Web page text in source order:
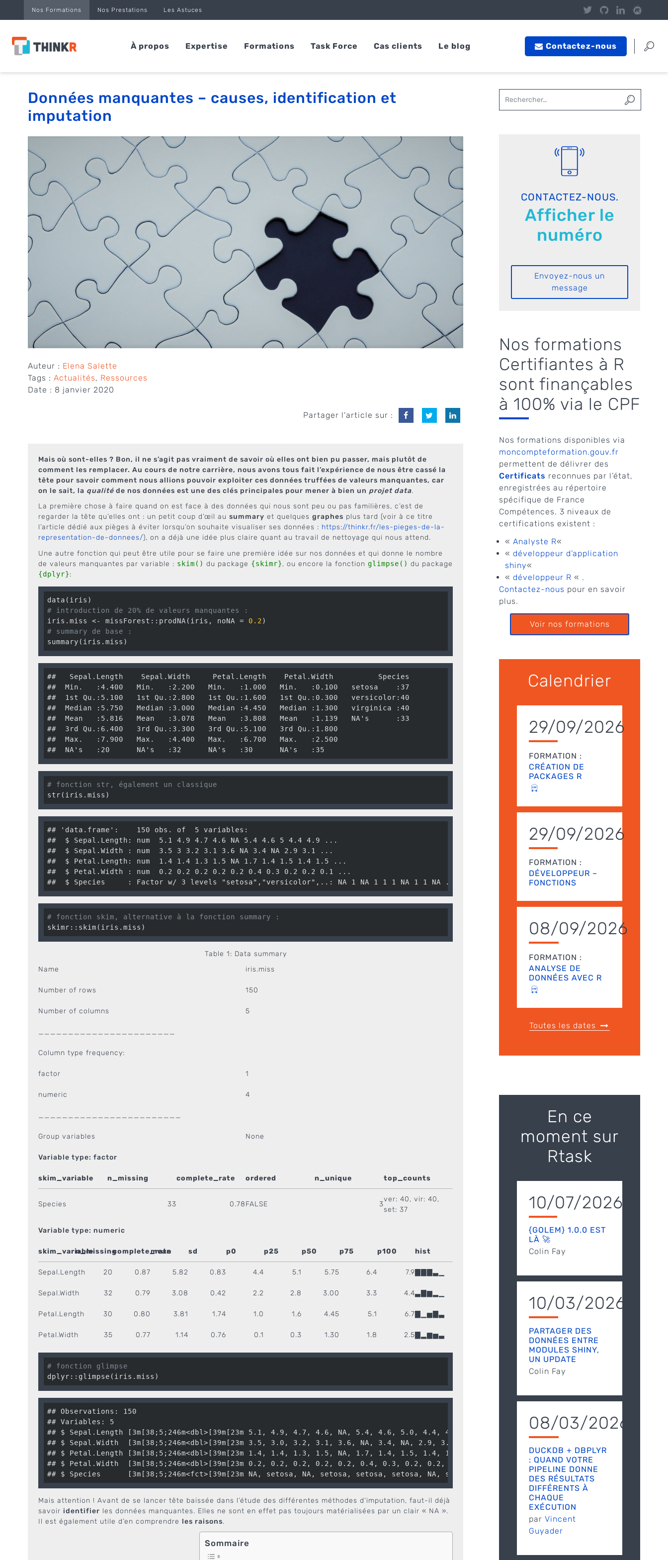
Nos Formations Nos Prestations Les Astuces
À propos Expertise Formations Task Force Cas clients Le blog Contactez-nous
Données manquantes – causes, identification et
imputation
Auteur : Elena Salette
Tags : Actualités, Ressources
Date : 8 janvier 2020
Partager l'article sur :
Mais où sont-elles ? Bon, il ne s’agit pas vraiment de savoir où elles ont bien pu passer, mais plutôt de
comment les remplacer. Au cours de notre carrière, nous avons tous fait l’expérience de nous être cassé la
tête pour savoir comment nous allions pouvoir exploiter ces données truffées de valeurs manquantes, car
on le sait, la qualité de nos données est une des clés principales pour mener à bien un projet data.
La première chose à faire quand on est face à des données qui nous sont peu ou pas familières, c’est de
regarder la tête qu’elles ont : un petit coup d’œil au summary et quelques graphes plus tard (voir à ce titre
l’article dédié aux pièges à éviter lorsqu’on souhaite visualiser ses données : https://thinkr.fr/les-pieges-de-la-
representation-de-donnees/), on a déjà une idée plus claire quant au travail de nettoyage qui nous attend.
Une autre fonction qui peut être utile pour se faire une première idée sur nos données et qui donne le nombre
de valeurs manquantes par variable : skim() du package {skimr}, ou encore la fonction glimpse() du package
{dplyr}:
# introduction de 20% de valeurs manquantes :
iris.miss <- missForest::prodNA(iris, noNA = 0.2
# summary de base :
summary(iris.miss)
##   Sepal.Length    Sepal.Width     Petal.Length    Petal.Width          Species
##  Min.   :4.400   Min.   :2.200   Min.   :1.000   Min.   :0.100   setosa    :37
##  1st Qu.:5.100   1st Qu.:2.800   1st Qu.:1.600   1st Qu.:0.300   versicolor:40
##  Median :5.750   Median :3.000   Median :4.450   Median :1.300   virginica :40
##  Mean   :5.816   Mean   :3.078   Mean   :3.808   Mean   :1.139   NA's      :33
##  3rd Qu.:6.400   3rd Qu.:3.300   3rd Qu.:5.100   3rd Qu.:1.800
##  Max.   :7.900   Max.   :4.400   Max.   :6.700   Max.   :2.500
##  NA's   :20      NA's   :32      NA's   :30      NA's   :35
# fonction str, également un classique
str(iris.miss)
## 'data.frame':    150 obs. of  5 variables:
##  $ Sepal.Length: num  5.1 4.9 4.7 4.6 NA 5.4 4.6 5 4.4 4.9 ...
##  $ Sepal.Width : num  3.5 3 3.2 3.1 3.6 NA 3.4 NA 2.9 3.1 ...
##  $ Petal.Length: num  1.4 1.4 1.3 1.5 NA 1.7 1.4 1.5 1.4 1.5 ...
##  $ Petal.Width : num  0.2 0.2 0.2 0.2 0.2 0.4 0.3 0.2 0.2 0.1 ...
##  $ Species     : Factor w/ 3 levels "setosa","versicolor",..: NA 1 NA 1 1 1 NA 1 1 NA ...
# fonction skim, alternative à la fonction summary :
skimr::skim(iris.miss)
Table 1: Data summary
Name
iris.miss
Number of rows 150
Number of columns 5
_______________________
Column type frequency:
factor 1
numeric 4
________________________
Group variables None
Variable type: factor
skim_variable n_missing complete_rate ordered n_unique top_counts
Species 33 0.78FALSE 3
ver: 40, vir: 40,
set: 37
Variable type: numeric
skim_variablen_missingcomplete_rate
mean sd p0 p25 p50 p75 p100 hist
Sepal.Length 20 0.87 5.82 0.83 4.4 5.1 5.75 6.4 7.9 ▇▇▇▃▁
Sepal.Width 32 0.79 3.08 0.42 2.2 2.8 3.00 3.3 4.4▃▇▆▂▁
Petal.Length 30 0.80 3.81 1.74 1.0 1.6 4.45 5.1 6.7 ▇▁▅▇▃
Petal.Width 35 0.77 1.14 0.76 0.1 0.3 1.30 1.8 2.5 ▇▂▆▅▃
# fonction glimpse
dplyr::glimpse(iris.miss)
## Observations: 150
## Variables: 5
## $ Sepal.Length [3m[38;5;246m<dbl>[39m[23m 5.1, 4.9, 4.7, 4.6, NA, 5.4, 4.6, 5.0, 4.4, 4.9, 5.4, 4.8, 4.8, NA, 5.…
## $ Sepal.Width  [3m[38;5;246m<dbl>[39m[23m 3.5, 3.0, 3.2, 3.1, 3.6, NA, 3.4, NA, 2.9, 3.1, 3.7, 3.4, 3.0, 3.0, 4.…
## $ Petal.Length [3m[38;5;246m<dbl>[39m[23m 1.4, 1.4, 1.3, 1.5, NA, 1.7, 1.4, 1.5, 1.4, 1.5, NA, 1.6, NA, NA, 1.2,…
## $ Petal.Width  [3m[38;5;246m<dbl>[39m[23m 0.2, 0.2, 0.2, 0.2, 0.2, 0.4, 0.3, 0.2, 0.2, 0.1, 0.2, NA, NA, 0.1, 0.…
## $ Species      [3m[38;5;246m<fct>[39m[23m NA, setosa, NA, setosa, setosa, setosa, NA, setosa, setosa, NA, setosa…
Mais attention ! Avant de se lancer tête baissée dans l’étude des différentes méthodes d’imputation, faut-il déjà
savoir identifier les données manquantes. Elles ne sont en effet pas toujours matérialisées par un clair « NA ».
Il est également utile d’en comprendre les raisons.
Sommaire
CONTACTEZ-NOUS.
Afficher le
numéro
Envoyez-nous un
message
Nos formations
Certifiantes à R
sont finançables
à 100% via le CPF
Nos formations disponibles via
moncompteformation.gouv.fr
permettent de délivrer des
Certificats reconnues par l’état,
enregistrées au répertoire
spécifique de France
Compétences. 3 niveaux de
certifications existent :
« Analyste R«
« développeur d’application
shiny«
« développeur R « .
Contactez-nous pour en savoir
plus.
Voir nos formations
Calendrier
29/09/2026
FORMATION :
CRÉATION DE
PACKAGES R
29/09/2026
FORMATION :
DÉVELOPPEUR –
FONCTIONS
08/09/2026
FORMATION :
ANALYSE DE
DONNÉES AVEC R
Toutes les dates
En ce
moment sur
Rtask
10/07/2026
{GOLEM} 1.0.0 EST
LÀ 🚀
Colin Fay
10/03/2026
PARTAGER DES
DONNÉES ENTRE
MODULES SHINY,
UN UPDATE
Colin Fay
08/03/2026
DUCKDB + DBPLYR
: QUAND VOTRE
PIPELINE DONNE
DES RÉSULTATS
DIFFÉRENTS À
CHAQUE
EXÉCUTION
par Vincent
Guyader
Panneau de gestion des cookies